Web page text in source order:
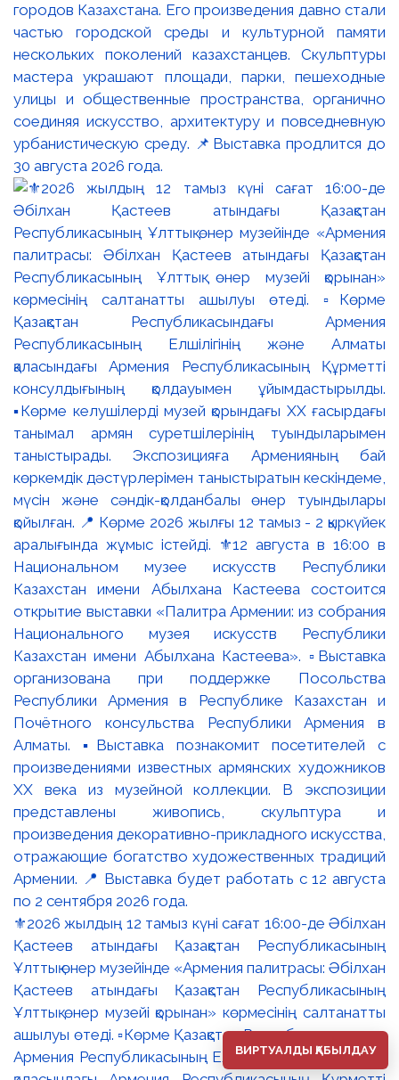
городов Казахстана. Его произведения давно стали
частью городской среды и культурной памяти
нескольких поколений казахстанцев. Скульптуры
мастера украшают площади, парки, пешеходные
улицы и общественные пространства, органично
соединяя искусство, архитектуру и повседневную
урбанистическую среду. 📌Выставка продлится до
30 августа 2026 года.
⚜️2026 жылдың 12 тамыз күні сағат 16:00-де Әбілхан
Қастеев атындағы Қазақстан Республикасының
Ұлттық өнер музейінде «Армения палитрасы: Әбілхан
Қастеев атындағы Қазақстан Республикасының
Ұлттық өнер музейі қорынан» көрмесінің салтанатты
ашылуы өтеді. ▫️Көрме Қазақстан Республикасындағы
Армения Республикасының Елшілігінің және Алматы
ВИРТУАЛДЫ ҚАБЫЛДАУ